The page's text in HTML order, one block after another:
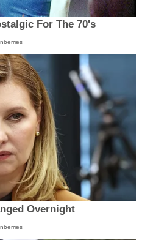
For The 70's
Overnight